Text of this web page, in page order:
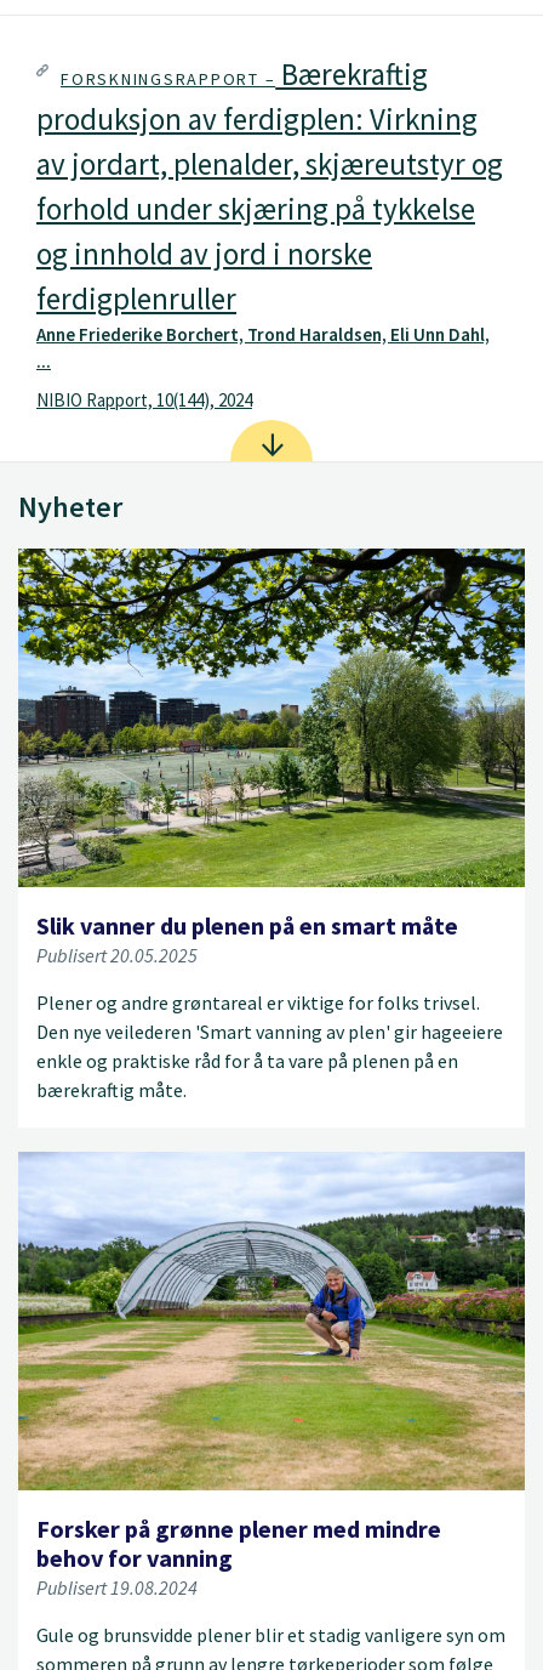
FORSKNINGSRAPPORT – Bærekraftig
produksjon av ferdigplen: Virkning
av jordart, plenalder, skjæreutstyr og
forhold under skjæring på tykkelse
og innhold av jord i norske
ferdigplenruller
Anne Friederike Borchert, Trond Haraldsen, Eli Unn Dahl,
...
NIBIO Rapport, 10(144), 2024
Nyheter
Slik vanner du plenen på en smart måte
Publisert 20.05.2025
Plener og andre grøntareal er viktige for folks trivsel.
Den nye veilederen 'Smart vanning av plen' gir hageeiere
enkle og praktiske råd for å ta vare på plenen på en
bærekraftig måte.
Forsker på grønne plener med mindre
behov for vanning
Publisert 19.08.2024
Gule og brunsvidde plener blir et stadig vanligere syn om
sommeren på grunn av lengre tørkeperioder som følge